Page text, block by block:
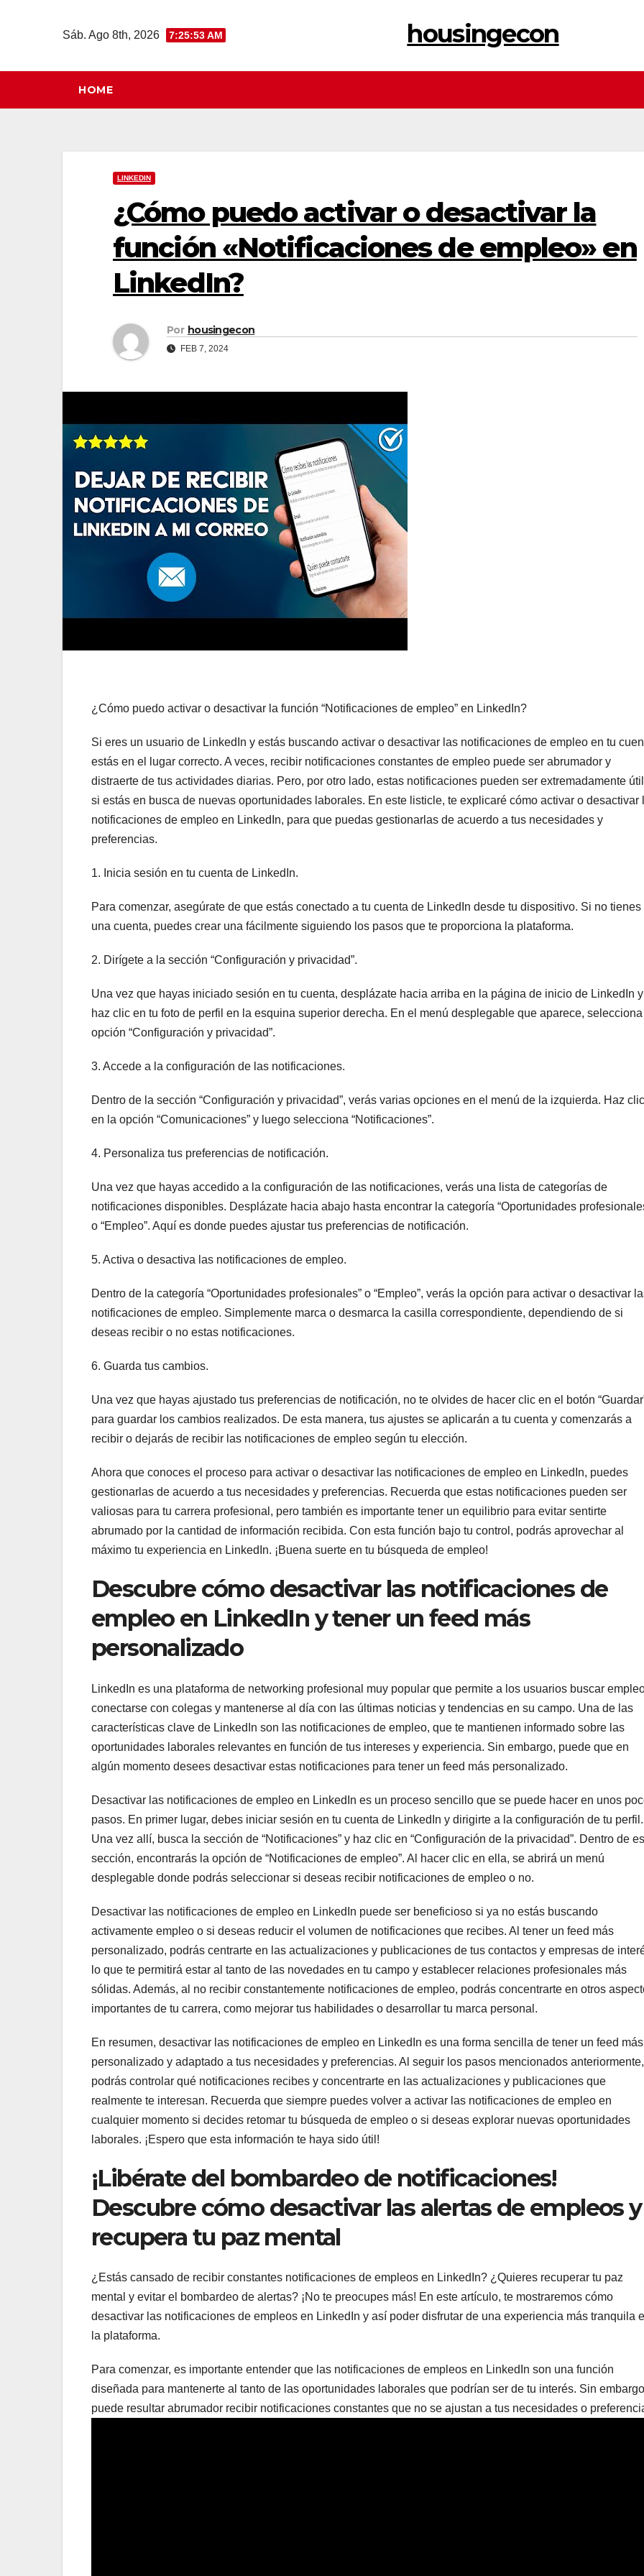
Sáb. Ago 8th, 2026 7:25:54 AM housingecon
HOME
LINKEDIN
¿Cómo puedo activar o desactivar la
función «Notificaciones de empleo» en
LinkedIn?
Por housingecon
FEB 7, 2024
¿Cómo puedo activar o desactivar la función “Notificaciones de empleo” en LinkedIn?
Si eres un usuario de LinkedIn y estás buscando activar o desactivar las notificaciones de empleo en tu
estás en el lugar correcto. A veces, recibir notificaciones constantes de empleo puede ser abrumador y
distraerte de tus actividades diarias. Pero, por otro lado, estas notificaciones pueden ser extremadamente
si estás en busca de nuevas oportunidades laborales. En este listicle, te explicaré cómo activar o desactivar
notificaciones de empleo en LinkedIn, para que puedas gestionarlas de acuerdo a tus necesidades y
preferencias.
1. Inicia sesión en tu cuenta de LinkedIn.
Para comenzar, asegúrate de que estás conectado a tu cuenta de LinkedIn desde tu dispositivo. Si no tienes
una cuenta, puedes crear una fácilmente siguiendo los pasos que te proporciona la plataforma.
2. Dirígete a la sección “Configuración y privacidad”.
Una vez que hayas iniciado sesión en tu cuenta, desplázate hacia arriba en la página de inicio de LinkedIn y
haz clic en tu foto de perfil en la esquina superior derecha. En el menú desplegable que aparece,
opción “Configuración y privacidad”.
3. Accede a la configuración de las notificaciones.
Dentro de la sección “Configuración y privacidad”, verás varias opciones en el menú de la izquierda. Haz clic
en la opción “Comunicaciones” y luego selecciona “Notificaciones”.
4. Personaliza tus preferencias de notificación.
Una vez que hayas accedido a la configuración de las notificaciones, verás una lista de categorías de
notificaciones disponibles. Desplázate hacia abajo hasta encontrar la categoría “Oportunidades
o “Empleo”. Aquí es donde puedes ajustar tus preferencias de notificación.
5. Activa o desactiva las notificaciones de empleo.
Dentro de la categoría “Oportunidades profesionales” o “Empleo”, verás la opción para activar o desactivar
notificaciones de empleo. Simplemente marca o desmarca la casilla correspondiente, dependiendo de si
deseas recibir o no estas notificaciones.
6. Guarda tus cambios.
Una vez que hayas ajustado tus preferencias de notificación, no te olvides de hacer clic en el botón
para guardar los cambios realizados. De esta manera, tus ajustes se aplicarán a tu cuenta y comenzarás a
recibir o dejarás de recibir las notificaciones de empleo según tu elección.
Ahora que conoces el proceso para activar o desactivar las notificaciones de empleo en LinkedIn, puedes
gestionarlas de acuerdo a tus necesidades y preferencias. Recuerda que estas notificaciones pueden ser
valiosas para tu carrera profesional, pero también es importante tener un equilibrio para evitar sentirte
abrumado por la cantidad de información recibida. Con esta función bajo tu control, podrás aprovechar al
máximo tu experiencia en LinkedIn. ¡Buena suerte en tu búsqueda de empleo!
Descubre cómo desactivar las notificaciones de
empleo en LinkedIn y tener un feed más
personalizado
LinkedIn es una plataforma de networking profesional muy popular que permite a los usuarios buscar
conectarse con colegas y mantenerse al día con las últimas noticias y tendencias en su campo. Una de las
características clave de LinkedIn son las notificaciones de empleo, que te mantienen informado sobre las
oportunidades laborales relevantes en función de tus intereses y experiencia. Sin embargo, puede que en
algún momento desees desactivar estas notificaciones para tener un feed más personalizado.
Desactivar las notificaciones de empleo en LinkedIn es un proceso sencillo que se puede hacer en unos
pasos. En primer lugar, debes iniciar sesión en tu cuenta de LinkedIn y dirigirte a la configuración de tu perfil.
Una vez allí, busca la sección de “Notificaciones” y haz clic en “Configuración de la privacidad”. Dentro de
sección, encontrarás la opción de “Notificaciones de empleo”. Al hacer clic en ella, se abrirá un menú
desplegable donde podrás seleccionar si deseas recibir notificaciones de empleo o no.
Desactivar las notificaciones de empleo en LinkedIn puede ser beneficioso si ya no estás buscando
activamente empleo o si deseas reducir el volumen de notificaciones que recibes. Al tener un feed más
personalizado, podrás centrarte en las actualizaciones y publicaciones de tus contactos y empresas de
lo que te permitirá estar al tanto de las novedades en tu campo y establecer relaciones profesionales más
sólidas. Además, al no recibir constantemente notificaciones de empleo, podrás concentrarte en otros
importantes de tu carrera, como mejorar tus habilidades o desarrollar tu marca personal.
En resumen, desactivar las notificaciones de empleo en LinkedIn es una forma sencilla de tener un feed más
personalizado y adaptado a tus necesidades y preferencias. Al seguir los pasos mencionados anteriormente,
podrás controlar qué notificaciones recibes y concentrarte en las actualizaciones y publicaciones que
realmente te interesan. Recuerda que siempre puedes volver a activar las notificaciones de empleo en
cualquier momento si decides retomar tu búsqueda de empleo o si deseas explorar nuevas oportunidades
laborales. ¡Espero que esta información te haya sido útil!
¡Libérate del bombardeo de notificaciones!
Descubre cómo desactivar las alertas de empleos y
recupera tu paz mental
¿Estás cansado de recibir constantes notificaciones de empleos en LinkedIn? ¿Quieres recuperar tu paz
mental y evitar el bombardeo de alertas? ¡No te preocupes más! En este artículo, te mostraremos cómo
desactivar las notificaciones de empleos en LinkedIn y así poder disfrutar de una experiencia más tranquila
la plataforma.
Para comenzar, es importante entender que las notificaciones de empleos en LinkedIn son una función
diseñada para mantenerte al tanto de las oportunidades laborales que podrían ser de tu interés. Sin
puede resultar abrumador recibir notificaciones constantes que no se ajustan a tus necesidades o